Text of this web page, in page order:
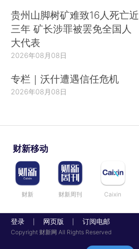
贵州山脚树矿难致16人死亡近
三年 矿长涉罪被罢免全国人
大代表
2026年08月08日
专栏｜沃什遭遇信任危机
2026年08月08日
财新移动
财新 财新周刊 Caixin
登录 网页版 订阅电邮
Copyright 财新网 All Rights Reserved